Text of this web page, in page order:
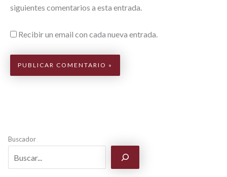
siguientes comentarios a esta entrada.
Recibir un email con cada nueva entrada.
Buscador